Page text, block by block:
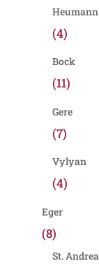
Heumann
(4)
Bock
(11)
Gere
(7)
Vylyan
(4)
Eger
(8)
St. Andrea